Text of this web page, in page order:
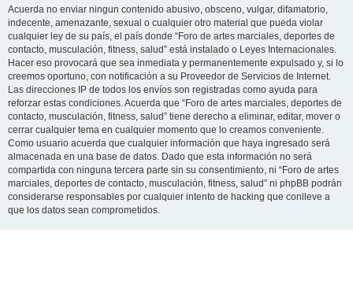
Acuerda no enviar ningun contenido abusivo, obsceno, vulgar, difamatorio,
indecente, amenazante, sexual o cualquier otro material que pueda violar
cualquier ley de su país, el país donde “Foro de artes marciales, deportes de
contacto, musculación, fitness, salud” está instalado o Leyes Internacionales.
Hacer eso provocará que sea inmediata y permanentemente expulsado y, si lo
creemos oportuno, con notificación a su Proveedor de Servicios de Internet.
Las direcciones IP de todos los envíos son registradas como ayuda para
reforzar estas condiciones. Acuerda que “Foro de artes marciales, deportes de
contacto, musculación, fitness, salud” tiene derecho a eliminar, editar, mover o
cerrar cualquier tema en cualquier momento que lo creamos conveniente.
Como usuario acuerda que cualquier información que haya ingresado será
almacenada en una base de datos. Dado que esta información no será
compartida con ninguna tercera parte sin su consentimiento, ni “Foro de artes
marciales, deportes de contacto, musculación, fitness, salud” ni phpBB podrán
considerarse responsables por cualquier intento de hacking que conlleve a
que los datos sean comprometidos.